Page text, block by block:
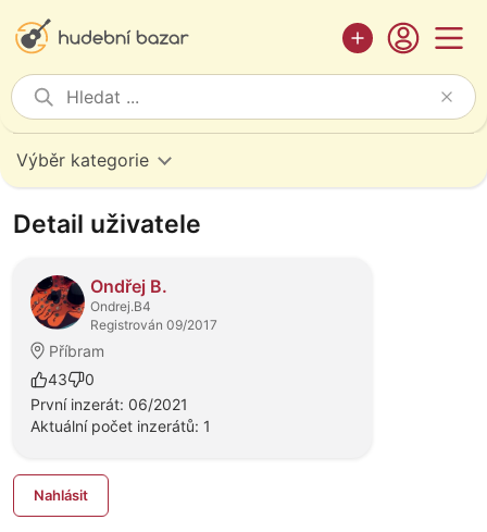
Výběr kategorie
Detail uživatele
Ondřej B.
Ondrej.B4
Registrován 09/2017
Příbram
43
0
První inzerát: 06/2021
Aktuální počet inzerátů: 1
Nahlásit